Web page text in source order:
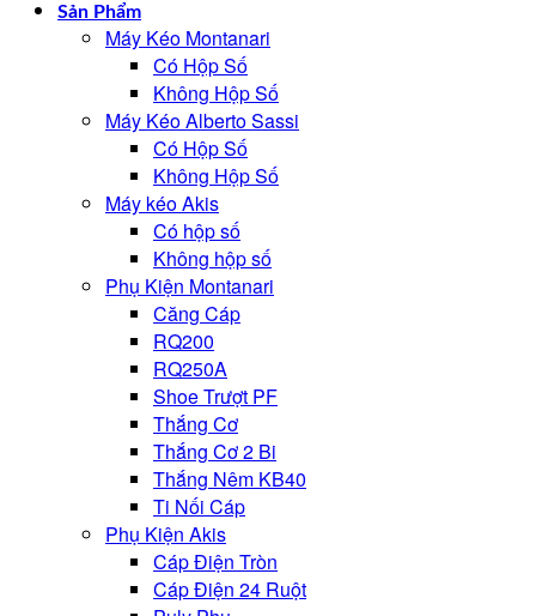
Sản Phẩm
Máy Kéo Montanari
Có Hộp Số
Không Hộp Số
Máy Kéo Alberto Sassi
Có Hộp Số
Không Hộp Số
Máy kéo Akis
Có hộp số
Không hộp số
Phụ Kiện Montanari
Căng Cáp
RQ200
RQ250A
Shoe Trượt PF
Thắng Cơ
Thắng Cơ 2 Bi
Thắng Nêm KB40
Ti Nối Cáp
Phụ Kiện Akis
Cáp Điện Tròn
Cáp Điện 24 Ruột